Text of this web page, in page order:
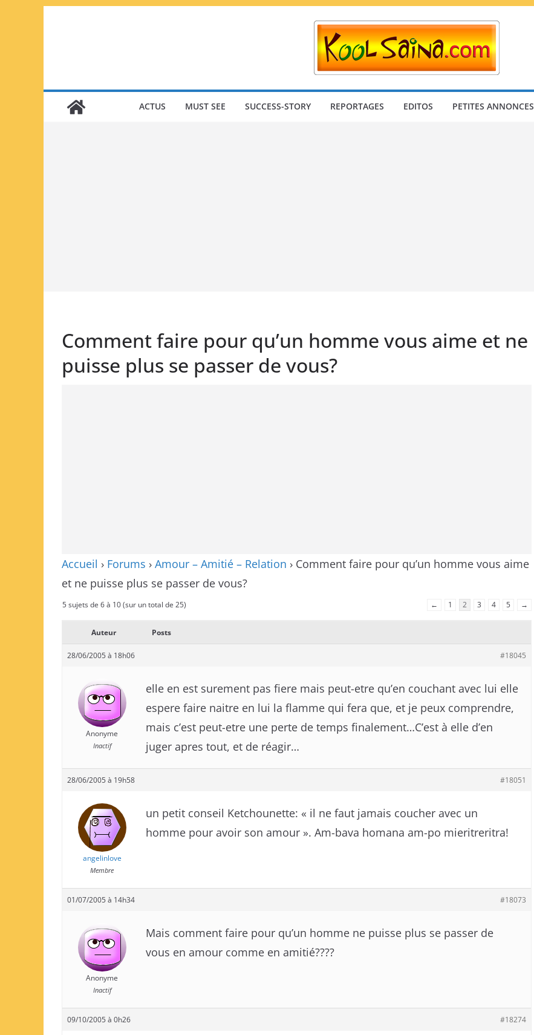
ACTUS MUST SEE SUCCESS-STORY REPORTAGES EDITOS PETITES ANNONCES
Comment faire pour qu’un homme vous aime et ne
puisse plus se passer de vous?
Accueil › Forums › Amour – Amitié – Relation › Comment faire pour qu’un homme vous aime
et ne puisse plus se passer de vous?
5 sujets de 6 à 10 (sur un total de 25) ← 1 2 3 4 5 →
Auteur Posts
28/06/2005 à 18h06 #18045
Anonyme
Inactif
elle en est surement pas fiere mais peut-etre qu’en couchant avec lui elle
espere faire naitre en lui la flamme qui fera que, et je peux comprendre,
mais c’est peut-etre une perte de temps finalement…C’est à elle d’en
juger apres tout, et de réagir…
28/06/2005 à 19h58 #18051
angelinlove
Membre
un petit conseil Ketchounette: « il ne faut jamais coucher avec un
homme pour avoir son amour ». Am-bava homana am-po mieritreritra!
01/07/2005 à 14h34 #18073
Anonyme
Inactif
Mais comment faire pour qu’un homme ne puisse plus se passer de
vous en amour comme en amitié????
09/10/2005 à 0h26 #18274